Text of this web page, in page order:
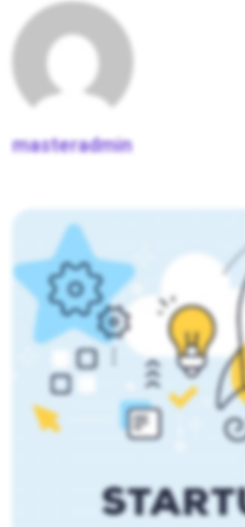
masteradmin